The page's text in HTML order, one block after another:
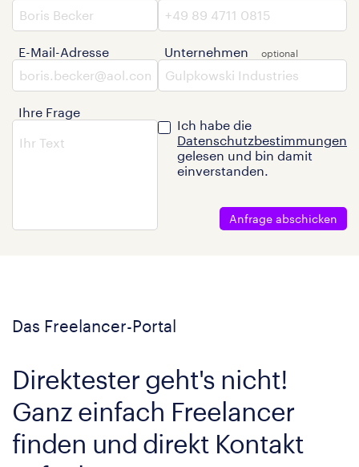
E-Mail-Adresse
Ihre Frage
Unternehmen
Ich habe die
Datenschutzbestimmungen
gelesen und bin damit
einverstanden.
Anfrage abschicken
Das Freelancer-Portal
Direktester geht's nicht!
Ganz einfach Freelancer
finden und direkt Kontakt